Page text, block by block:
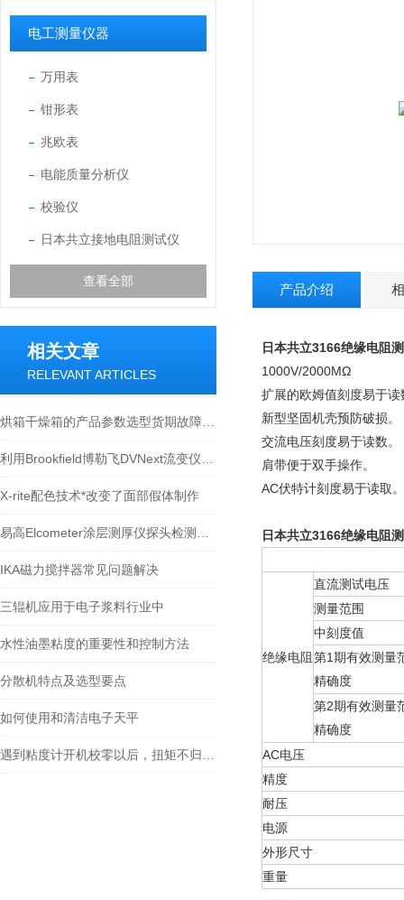
电工测量仪器
万用表
钳形表
兆欧表
电能质量分析仪
校验仪
日本共立接地电阻测试仪
查看全部
相关文章
RELEVANT ARTICLES
X-rite配色技术*改变了面部假体制作
IKA磁力搅拌器常见问题解决
三辊机应用于电子浆料行业中
水性油墨粘度的重要性和控制方法
分散机特点及选型要点
如何使用和清洁电子天平
产品介绍
日本共立3166绝缘电阻
1000V/2000MΩ
扩展的欧姆值刻度易于读
新型坚固机壳预防破损。
交流电压刻度易于读数。
肩带便于双手操作。
AC伏特计刻度易于读取。
日本共立3166绝缘电阻
绝缘电阻
直流测试电压
测量范围
中刻度值
第1期有效测量
精确度
第2期有效测量
精确度
AC电压
精度
耐压
电源
外形尺寸
重量